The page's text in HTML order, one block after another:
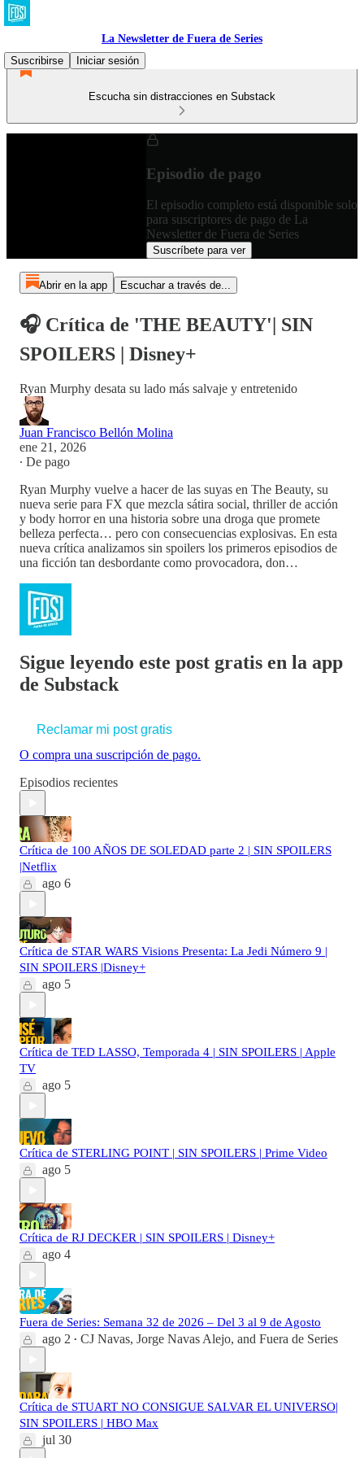
La Newsletter de Fuera de Series
Suscribirse
Iniciar sesión
Escucha sin distracciones en Substack
Episodio de pago
El episodio completo está disponible solo
para suscriptores de pago de La
Newsletter de Fuera de Series
Suscríbete para ver
Abrir en la app Escuchar a través de...
🎧 Crítica de 'THE BEAUTY'| SIN
SPOILERS | Disney+
Ryan Murphy desata su lado más salvaje y entretenido
Juan Francisco Bellón Molina
ene 21, 2026
∙ De pago
Ryan Murphy vuelve a hacer de las suyas en The Beauty, su
nueva serie para FX que mezcla sátira social, thriller de acción
y body horror en una historia sobre una droga que promete
belleza perfecta… pero con consecuencias explosivas. En esta
nueva crítica analizamos sin spoilers los primeros episodios de
una ficción tan desbordante como provocadora, don…
Sigue leyendo este post gratis en la app
de Substack
Reclamar mi post gratis
O compra una suscripción de pago.
Episodios recientes
Crítica de 100 AÑOS DE SOLEDAD parte 2 | SIN SPOILERS
|Netflix
ago 6
Crítica de STAR WARS Visions Presenta: La Jedi Número 9 |
SIN SPOILERS |Disney+
ago 5
Crítica de TED LASSO, Temporada 4 | SIN SPOILERS | Apple
TV
ago 5
Crítica de STERLING POINT | SIN SPOILERS | Prime Video
ago 5
Crítica de RJ DECKER | SIN SPOILERS | Disney+
ago 4
Fuera de Series: Semana 32 de 2026 – Del 3 al 9 de Agosto
ago 2 • CJ Navas, Jorge Navas Alejo, and Fuera de Series
Crítica de STUART NO CONSIGUE SALVAR EL UNIVERSO|
SIN SPOILERS | HBO Max
jul 30